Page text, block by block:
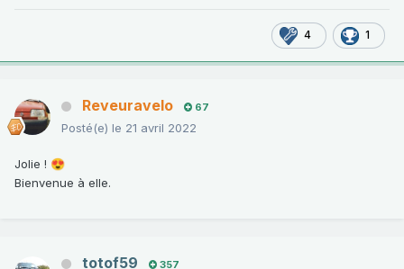
4 1
Reveuravelo 67
Posté(e) le 21 avril 2022
Jolie ! 😍
Bienvenue à elle.
totof59 357